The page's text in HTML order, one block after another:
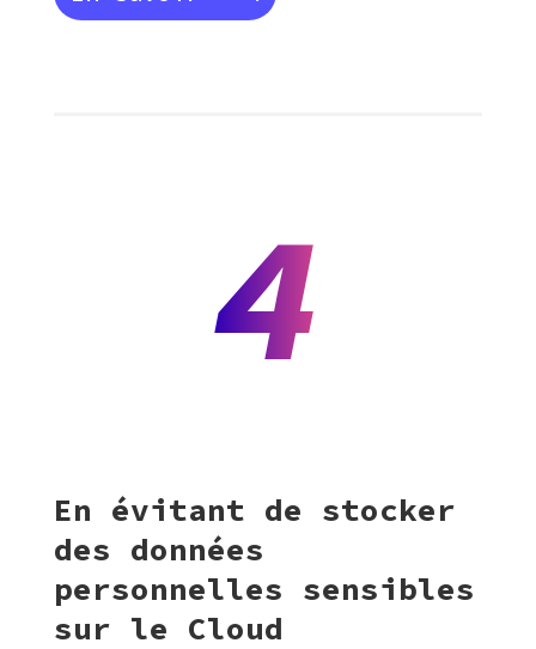
4
En évitant de stocker
des données
personnelles sensibles
sur le Cloud